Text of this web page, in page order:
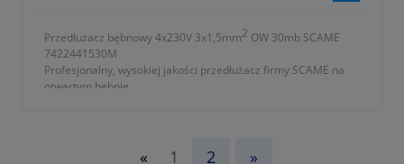
Przedłużacz bębnowy 4x230V 3x1,5mm2 OW 30mb SCAME
7422441530M
Profesjonalny, wysokiej jakości przedłużacz firmy SCAME na
otwartym bębnie.
« 1 2 »